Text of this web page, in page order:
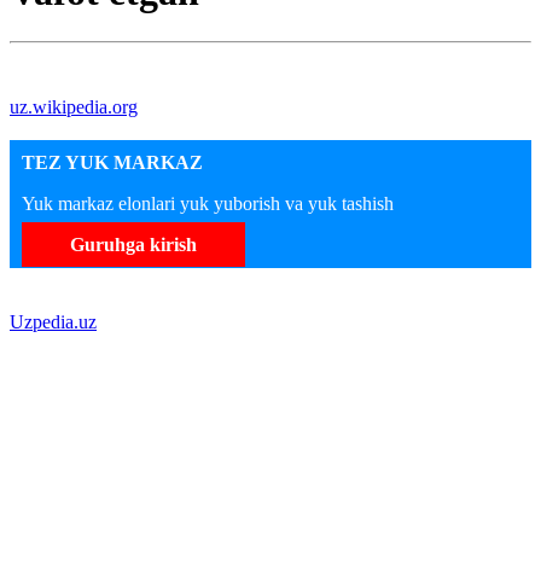
uz.wikipedia.org
TEZ YUK MARKAZ
Yuk markaz elonlari yuk yuborish va yuk tashish
Guruhga kirish
Uzpedia.uz